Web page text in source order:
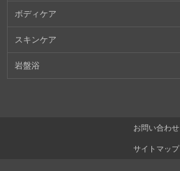
ボディケア
スキンケア
岩盤浴
お問い合わせ
サイトマップ